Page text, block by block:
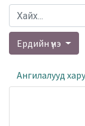
Ердийн үнэ
Ангилалууд